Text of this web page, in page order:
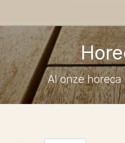
Al onze horeca